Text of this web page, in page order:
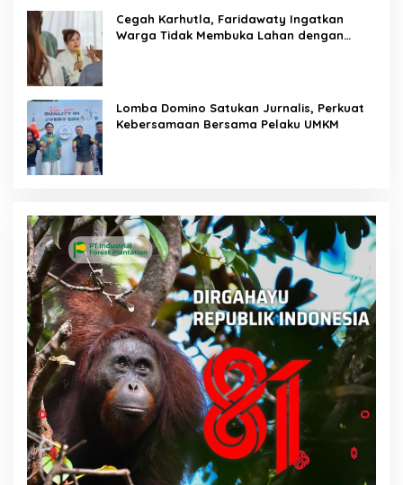
Cegah Karhutla, Faridawaty Ingatkan
Warga Tidak Membuka Lahan dengan
Lomba Domino Satukan Jurnalis, Perkuat
Kebersamaan Bersama Pelaku UMKM